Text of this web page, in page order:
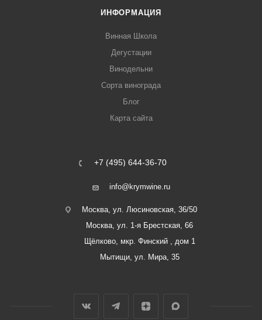
ИНФОРМАЦИЯ
Винная Школа
Дегустации
Винодельни
Сорта винограда
Блог
Карта сайта
+7 (495) 644-36-70
info@krymwine.ru
Москва, ул. Люсиновская, 36/50
Москва, ул. 1-я Брестская, 66
Щёлково, мкр. Финский , дом 1
Мытищи, ул. Мира, 35